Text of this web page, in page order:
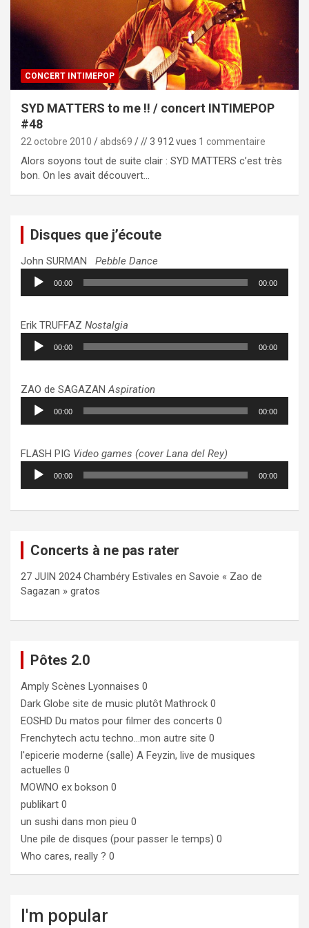
CONCERT INTIMEPOP
SYD MATTERS to me !! / concert INTIMEPOP
#48
22 octobre 2010 abds69 // 3 912 vues 1 commentaire
Alors soyons tout de suite clair : SYD MATTERS c’est très
bon. On les avait découvert…
Disques que j’écoute
John SURMAN Pebble Dance
Lecteur
audio
00:00 00:00
Erik TRUFFAZ Nostalgia
Lecteur
audio
00:00 00:00
ZAO de SAGAZANAspiration
Lecteur
audio
00:00 00:00
FLASH PIG Video games (cover Lana del Rey)
Lecteur
audio
00:00 00:00
Concerts à ne pas rater
27 JUIN 2024 Chambéry Estivales en Savoie « Zao de
Sagazan » gratos
Pôtes 2.0
Amply Scènes Lyonnaises 0
Dark Globe site de music plutôt Mathrock 0
EOSHD Du matos pour filmer des concerts 0
Frenchytech actu techno…mon autre site 0
l'epicerie moderne (salle) A Feyzin, live de musiques
actuelles 0
MOWNO ex bokson 0
publikart 0
un sushi dans mon pieu 0
Une pile de disques (pour passer le temps) 0
Who cares, really ? 0
I'm popular